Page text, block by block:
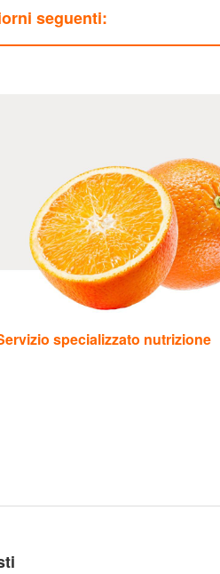
seguenti:
specializzato nutrizione